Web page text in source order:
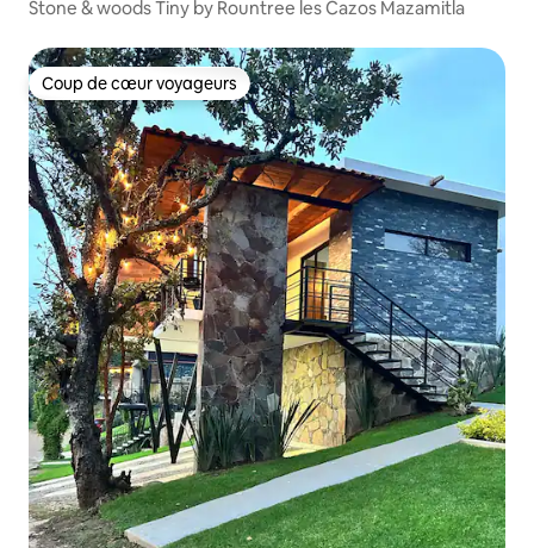
Stone & woods Tiny by Rountree les Cazos Mazamitla
Coup de cœur voyageurs
Coup de cœur voyageurs